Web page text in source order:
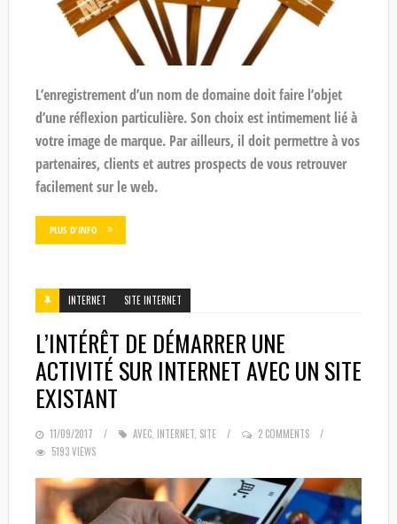
L’enregistrement d’un nom de domaine doit faire l’objet
d’une réflexion particulière. Son choix est intimement lié à
votre image de marque. Par ailleurs, il doit permettre à vos
partenaires, clients et autres prospects de vous retrouver
facilement sur le web.
PLUS D'INFO
INTERNET SITE INTERNET
L’INTÉRÊT DE DÉMARRER UNE
ACTIVITÉ SUR INTERNET AVEC UN SITE
EXISTANT
POSTED
ON
11/09/2017 AVEC, INTERNET, SITE
2 COMMENTS
5193 VIEWS